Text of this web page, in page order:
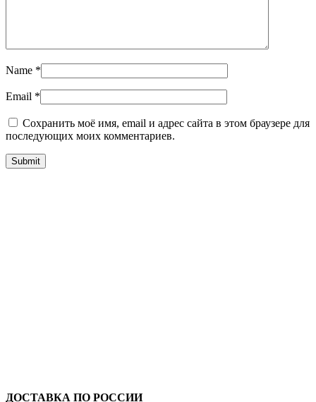
Name *
Email *
Сохранить моё имя, email и адрес сайта в этом браузере для
последующих моих комментариев.
ДОСТАВКА ПО РОССИИ